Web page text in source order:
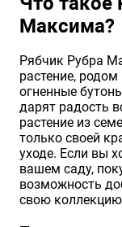
Зелень и
Максима?
Рябчик Рубра
растение, родом
огненные
дарят радость
растение из
только своей
уходе. Если вы
вашем саду,
возможность
свою